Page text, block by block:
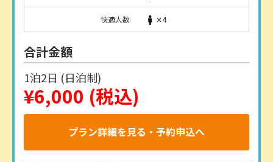
快適人数 ✕4
合計金額
1泊2日 (日泊制)
¥6,000 (税込)
プラン詳細を見る・予約申込へ